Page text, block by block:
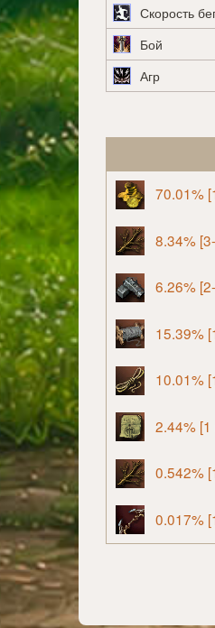
Скорость
Бой
Агр
70.01%
8.34%
6.26%
15.39%
10.01%
2.44%
0.542%
0.017%